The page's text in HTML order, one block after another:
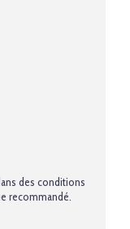
des conditions
recommandé.